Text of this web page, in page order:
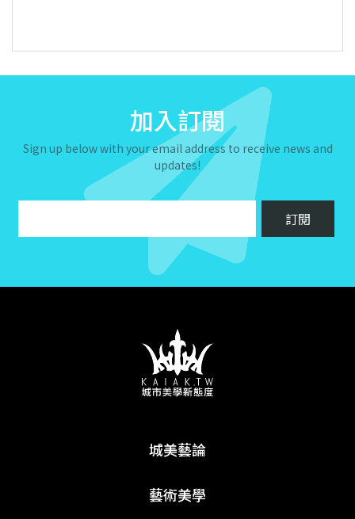
加入訂閱
Sign up below with your email address to receive news and
updates!
城美藝論
藝術美學